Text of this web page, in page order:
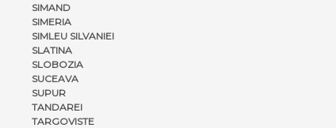
SIMAND
SIMERIA
SIMLEU SILVANIEI
SLATINA
SLOBOZIA
SUCEAVA
SUPUR
TANDAREI
TARGOVISTE